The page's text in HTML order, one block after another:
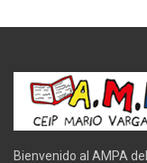
Bienvenido al AMPA